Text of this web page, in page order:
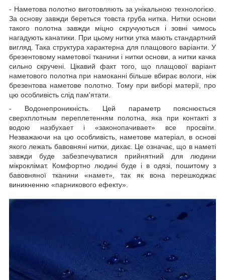
- Наметова полотно виготовляють за унікальною технологією.
За основу завжди береться товста груба нитка. Нитки основи
такого полотна завжди міцно скручуються і зовні чимось
нагадують канатики. При цьому нитки утка мають стандартний
вигляд. Така структура характерна для плащового варіанти. У
брезентовому наметової тканини і нитки основи, а нитки качка
сильно скручені. Цікавий факт того, що плащової варіант
наметового полотна при намоканні більше вбирає вологи, ніж
брезентова наметове полотно. Тому при виборі матерії, про
цю особливість слід пам'ятати.
- Водонепроникність. Цей параметр пояснюється
сверхплотным переплетенням полотна, яка при контакті з
водою назбухает і «законопачивает» все просвіти.
Незважаючи на цю особливість, наметове матеріал, в основі
якого лежать бавовняні нитки, дихає. Це означає, що в наметі
завжди буде забезпечуватися прийнятний для людини
мікроклімат. Комфортно людині буде і в одязі, пошитому з
бавовняної тканини «намет», так як вона перешкоджає
виникненню «парникового ефекту».